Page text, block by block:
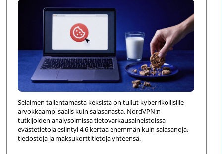
Selaimen tallentamasta keksistä on tullut kyberrikollisille
arvokkaampi saalis kuin salasanasta. NordVPN:n
tutkijoiden analysoimissa tietovarkausaineistoissa
evästetietoja esiintyi 4,6 kertaa enemmän kuin salasanoja,
tiedostoja ja maksukorttitietoja yhteensä.